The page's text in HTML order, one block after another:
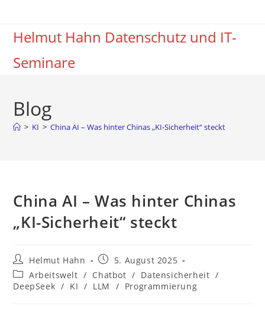
springenHelmut Hahn Datenschutz und IT-
Seminare
Blog
> KI > China AI – Was hinter Chinas „KI-Sicherheit“ steckt
China AI – Was hinter Chinas
„KI-Sicherheit“ steckt
Beitrags-
Autor:
Helmut Hahn
Beitrag
veröffentlicht:
5. August 2025
Beitrags-
Kategorie:
Arbeitswelt / Chatbot / Datensicherheit /
DeepSeek / KI / LLM / Programmierung